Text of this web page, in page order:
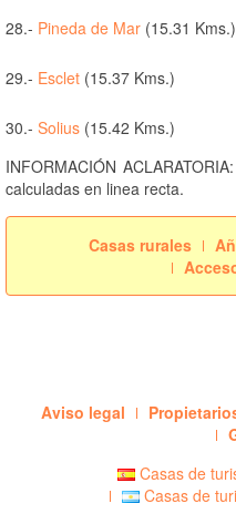
28.- Pineda de Mar (15.31 Kms.)
29.- Esclet (15.37 Kms.)
30.- Solius (15.42 Kms.)
INFORMACIÓN
calculadas en linea recta.
Casas rurales
Aviso legal
Casas de
Casas de